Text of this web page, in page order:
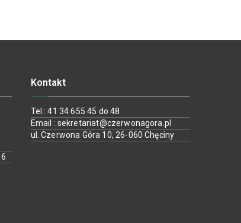
Kontakt
Tel.: 41 34 655 45 do 48
Email : sekretariat@czerwonagora.pl
ul. Czerwona Góra 10, 26-060 Chęciny